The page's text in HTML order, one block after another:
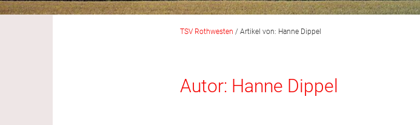
TSV Rothwesten / Artikel von: Hanne Dippel
Autor: Hanne Dippel